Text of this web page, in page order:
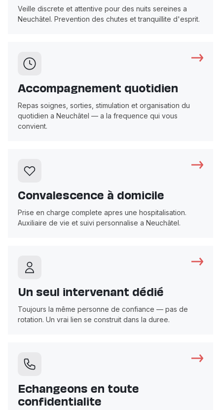
Veille discrete et attentive pour des nuits sereines a
Neuchâtel. Prevention des chutes et tranquillite d'esprit.
Accompagnement quotidien
Repas soignes, sorties, stimulation et organisation du
quotidien a Neuchâtel — a la frequence qui vous
convient.
Convalescence à domicile
Prise en charge complete apres une hospitalisation.
Auxiliaire de vie et suivi personnalise a Neuchâtel.
Un seul intervenant dédié
Toujours la même personne de confiance — pas de
rotation. Un vrai lien se construit dans la duree.
Echangeons en toute
confidentialite